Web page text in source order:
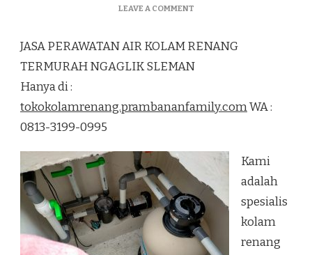
LEAVE A COMMENTON
AIR
KOLAM
NGAGLIK
SLEMAN
JASA PERAWATAN AIR KOLAM RENANG
TERMURAH NGAGLIK SLEMAN
Hanya di :
tokokolamrenang.prambananfamily.comWA :
0813-3199-0995
Kami
adalah
spesialis
kolam
renang